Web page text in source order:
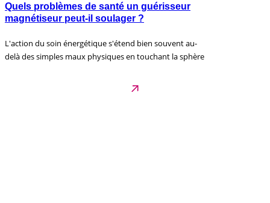
Quels problèmes de santé un guérisseur
magnétiseur peut-il soulager ?
L'action du soin énergétique s'étend bien souvent au-
delà des simples maux physiques en touchant la sphère